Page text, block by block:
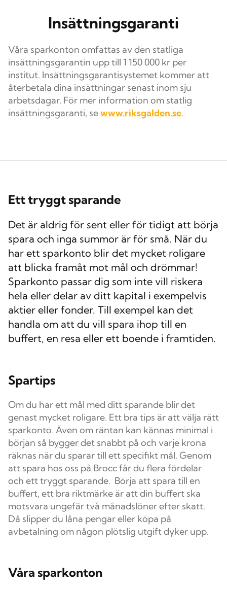
Insättningsgaranti
Våra sparkonton omfattas av den statliga
insättningsgarantin upp till 1 150 000 kr per
institut. Insättnings­­garantisystemet kommer att
återbetala dina insättningar senast inom sju
arbetsdagar. För mer information om statlig
insättningsgaranti, sewww.riksgalden.se.
Ett tryggt sparande
Det är aldrig för sent eller för tidigt att börja
spara och inga summor är för små. När du
har ett sparkonto blir det mycket roligare
att blicka framåt mot mål och drömmar!
Sparkonto passar dig som inte vill riskera
hela eller delar av ditt kapital i exempelvis
aktier eller fonder. Till exempel kan det
handla om att du vill spara ihop till en
buffert, en resa eller ett boende i framtiden.
Spartips
Om du har ett mål med ditt sparande blir det
genast mycket roligare. Ett bra tips är att välja rätt
sparkonto. Även om räntan kan kännas minimal i
början så bygger det snabbt på och varje krona
räknas när du sparar till ett specifikt mål. Genom
att spara hos oss på Brocc får du flera fördelar
och ett tryggt sparande. Börja att spara till en
buffert, ett bra riktmärke är att din buffert ska
motsvara ungefär två månadslöner efter skatt.
Då slipper du låna pengar eller köpa på
avbetalning om någon plötslig utgift dyker upp.
Våra sparkonton